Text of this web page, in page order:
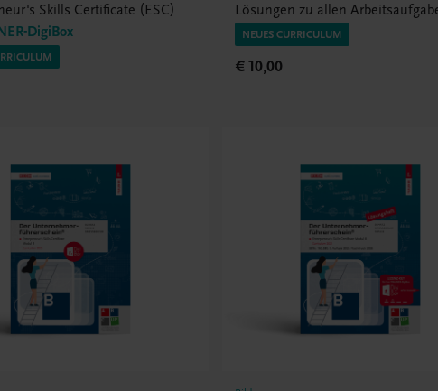
Skills Certificate (ESC)
DigiBox
Lösungen zu allen
NEUES CURRICULUM
€ 10,00